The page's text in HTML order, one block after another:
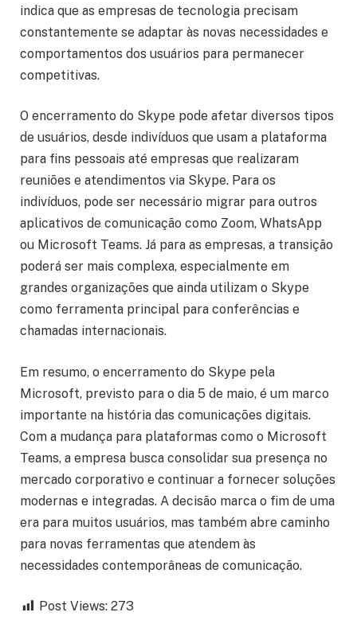
indica que as empresas de tecnologia precisam
constantemente se adaptar às novas necessidades e
comportamentos dos usuários para permanecer
competitivas.
O encerramento do Skype pode afetar diversos tipos
de usuários, desde indivíduos que usam a plataforma
para fins pessoais até empresas que realizaram
reuniões e atendimentos via Skype. Para os
indivíduos, pode ser necessário migrar para outros
aplicativos de comunicação como Zoom, WhatsApp
ou Microsoft Teams. Já para as empresas, a transição
poderá ser mais complexa, especialmente em
grandes organizações que ainda utilizam o Skype
como ferramenta principal para conferências e
chamadas internacionais.
Em resumo, o encerramento do Skype pela
Microsoft, previsto para o dia 5 de maio, é um marco
importante na história das comunicações digitais.
Com a mudança para plataformas como o Microsoft
Teams, a empresa busca consolidar sua presença no
mercado corporativo e continuar a fornecer soluções
modernas e integradas. A decisão marca o fim de uma
era para muitos usuários, mas também abre caminho
para novas ferramentas que atendem às
necessidades contemporâneas de comunicação.
Post Views: 273